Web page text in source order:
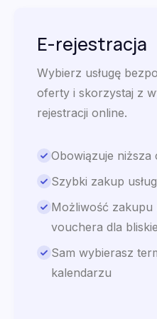
E-rejestracja
Wybierz usługę
oferty i skorzystaj z
rejestracji online.
Obowiązuje niższa
Szybki zakup
Możliwość zakupu
vouchera dla
Sam wybierasz
kalendarzu